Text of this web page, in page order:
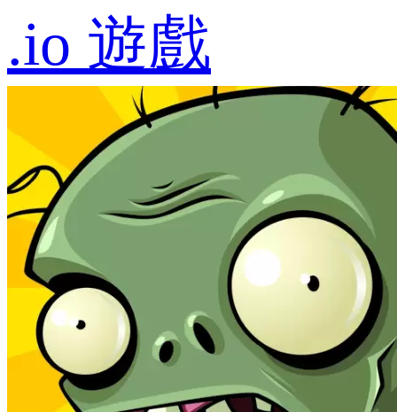
.io 遊戲